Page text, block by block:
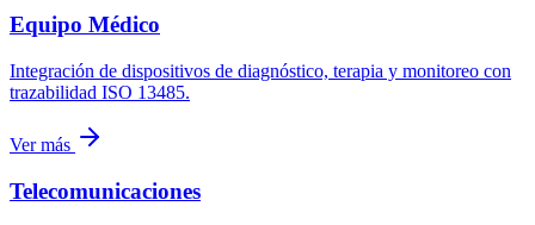
Equipo Médico
Integración de dispositivos de diagnóstico, terapia y monitoreo con
trazabilidad ISO 13485.
Ver más
Telecomunicaciones